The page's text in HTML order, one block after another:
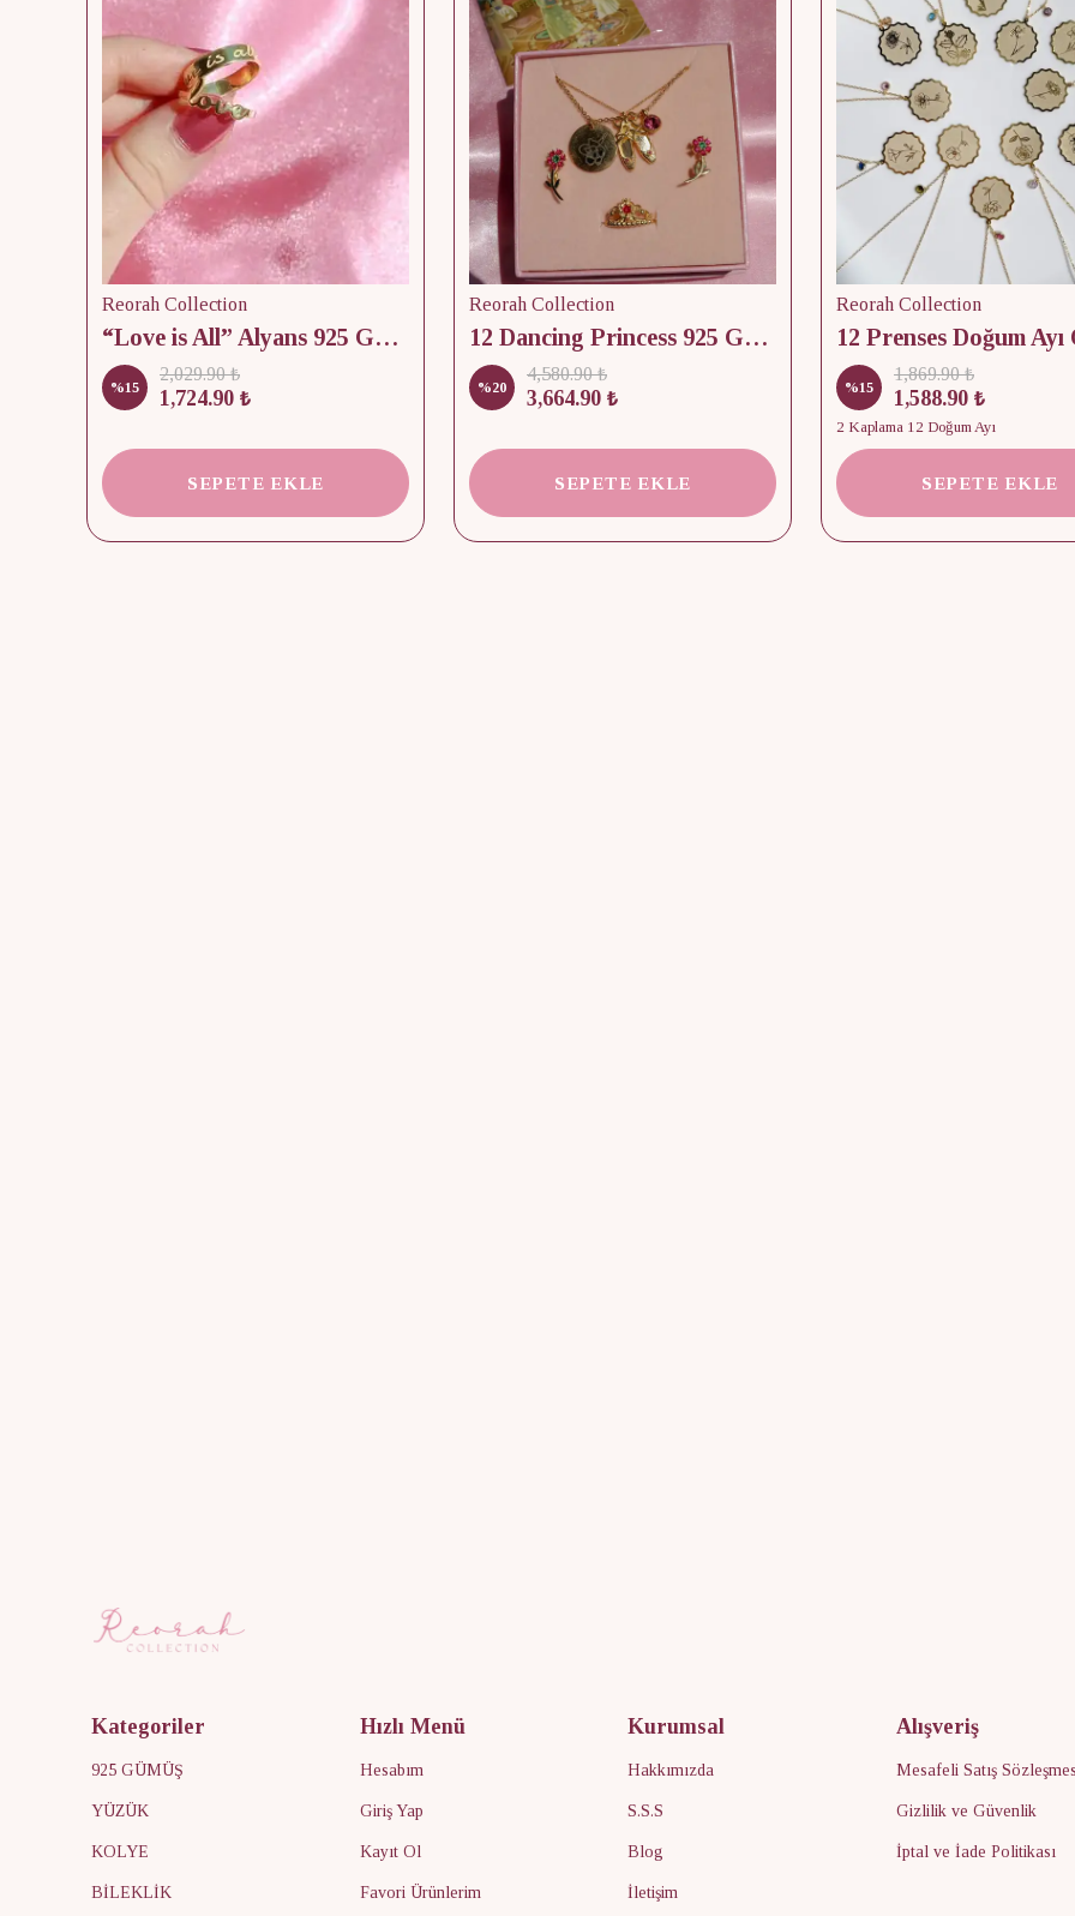
Reorah Collection
“Love is All” Alyans 925 Gümüş - Medium Beden
%15
2,029.90 ₺
1,724.90 ₺
SEPETE EKLE
Reorah Collection
12 Dancing Princess 925 Gümüş/ Kolye, Küpe ve Yüzük Set
%20
4,580.90 ₺
3,664.90 ₺
SEPETE EKLE
Reorah Collection
%15
1,869.90 ₺
1,588.90 ₺
2 Kaplama 12 Doğum Ayı
SEPETE EKLE
Kategoriler
925 GÜMÜŞ
YÜZÜK
KOLYE
BİLEKLİK
Hızlı Menü
Hesabım
Giriş Yap
Kayıt Ol
Favori Ürünlerim
Kurumsal
Hakkımızda
S.S.S
Blog
İletişim
Alışveriş
Mesafeli Satış
Gizlilik ve Güvenlik
İptal ve İade Politikası